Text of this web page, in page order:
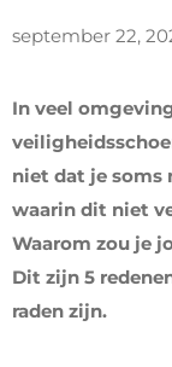
september 22,
In veel
niet dat je
waarin dit niet
Waarom zou je
Dit zijn 5
raden zijn.